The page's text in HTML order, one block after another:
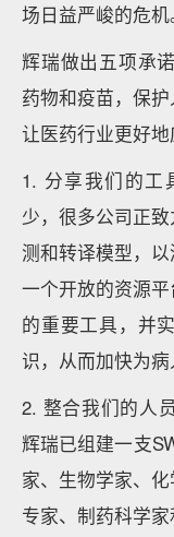
场日益严峻的危机
辉瑞做出五项承
药物和疫苗，保
让医药行业更好地
1. 分享我们的工
少，很多公司正
测和转译模型，
一个开放的资源
的重要工具，并
识，从而加快为病
2. 整合我们的人
辉瑞已组建一支
家、生物学家、
专家、制药科学